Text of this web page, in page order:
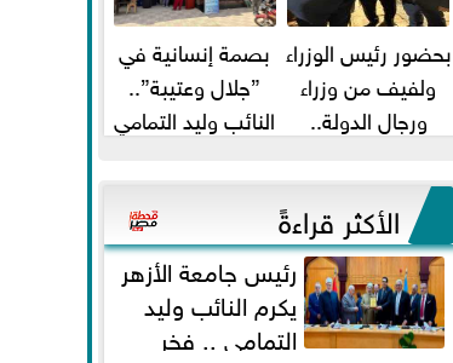
بحضور رئيس الوزراء
ولفيف من وزراء
ورجال الدولة..
ومحمد...
بصمة إنسانية في
”جلال وعتيبة”..
النائب وليد التمامي
شيحة يداويان...
الأكثر قراءةً
رئيس جامعة الأزهر
يكرم النائب وليد
التمامي .. فخر